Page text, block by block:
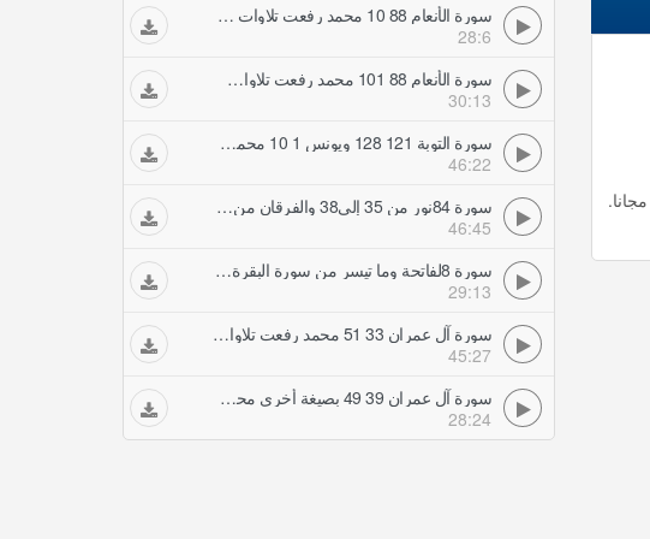
سورة الأنعام 88 10 محمد رفعت تلاوات مجودة
28:6
سورة الأنعام 88 101 محمد رفعت تلاوات مجودة
30:13
سورة التوبة 121 128 ويونس 1 10 محمد رفعت تلاوات مجودة
46:22
سورة 84نور من 35 إلى38 والفرقان من 61 إلى76 محمد رفعت تلاوات مجودة
46:45
سورة 8لفاتحة وما تيسر من سورة البقرة محمد رفعت تلاوات مجودة
29:13
سورة آل عمران 33 51 محمد رفعت تلاوات مجودة
45:27
سورة آل عمران 39 49 بصيغة أخرى محمد رفعت تلاوات مجودة
28:24